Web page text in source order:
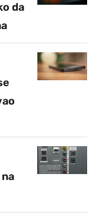
da